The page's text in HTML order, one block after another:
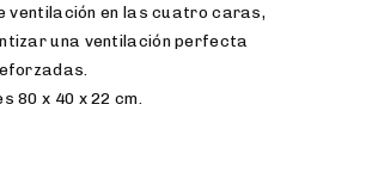
ventilación en las cuatro caras,
una ventilación perfecta
80 x 40 x 22 cm.